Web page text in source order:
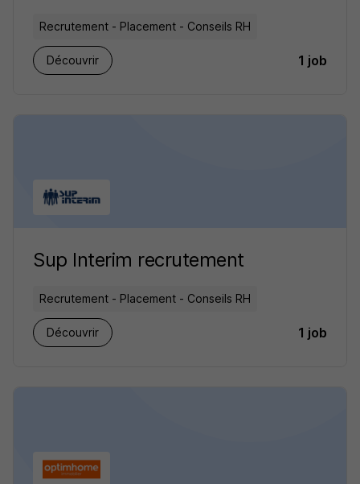
Recrutement - Placement - Conseils RH
Découvrir 1 job
Sup Interim recrutement
Recrutement - Placement - Conseils RH
Découvrir 1 job